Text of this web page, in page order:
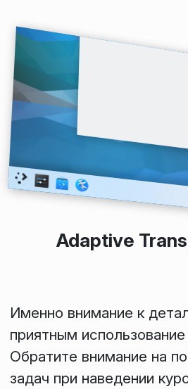
Adaptive
Именно внимание к
приятным использование
Обратите внимание на
задач при наведении